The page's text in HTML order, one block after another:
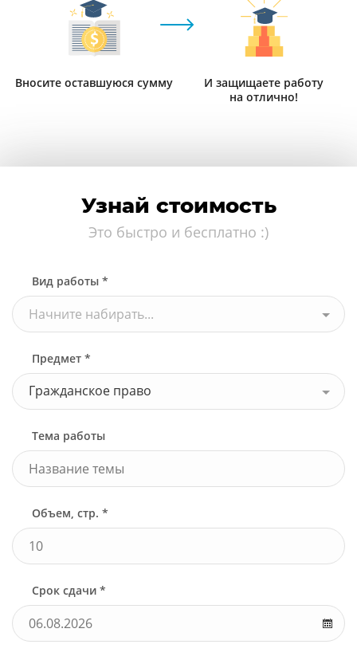
Вносите оставшуюся сумму
И защищаете работу
на отлично!
Узнай стоимость
Это быстро и бесплатно :)
Вид работы *
Начните набирать...
Предмет *
Гражданское право
Тема работы
Объем, стр. *
Срок сдачи *